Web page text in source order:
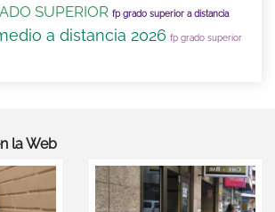
SUPERIOR fp grado superior a distancia
a distancia 2026 fp grado superior
la Web